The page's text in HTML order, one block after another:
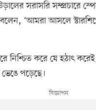
সরাসরি সম্প্রচারে
বলেন, ‘আমরা আসলে
নিশ্চিত করে যে হঠাৎ
ভেঙে পড়েছে।